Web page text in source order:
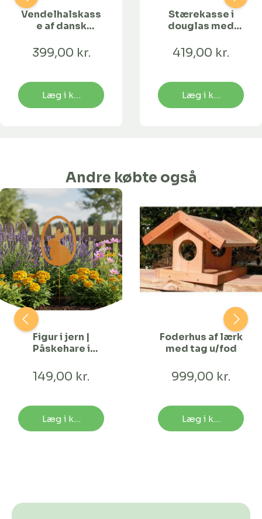
Vendelhalskass
e af dansk
399,00 kr.
Læg i kurv
Stærekasse i
douglas med
419,00 kr.
Læg i kurv
Andre købte også
Figur i jern |
Påskehare i
149,00 kr.
Læg i kurv
Foderhus af lærk
med tag u/fod
999,00 kr.
Læg i kurv